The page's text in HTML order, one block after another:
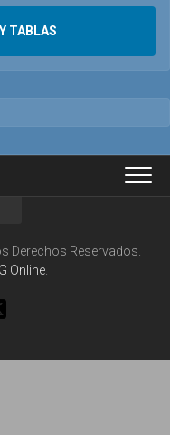
TABLAS
Derechos Reservados.
Online.